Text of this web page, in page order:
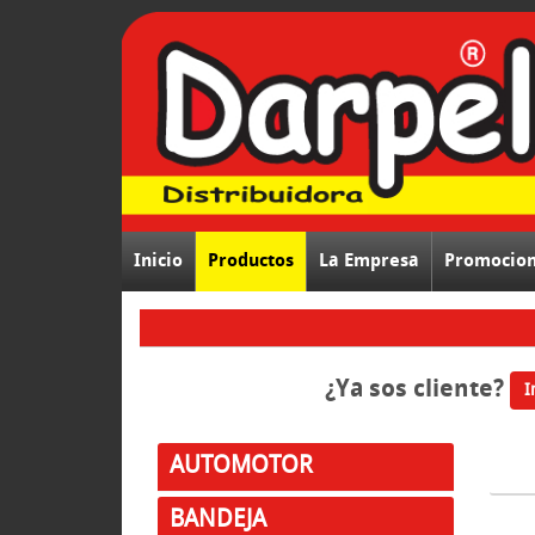
Inicio Productos La Empresa
¿Ya sos cliente?
AUTOMOTOR
BANDEJA